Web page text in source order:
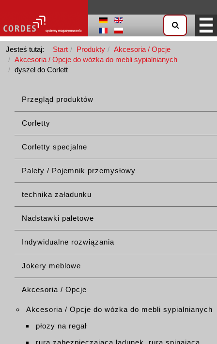
Jesteś tutaj: Start Produkty
Akcesoria / Opcje
Akcesoria / Opcje do wózka do mebli sypialnianych
dyszel do Corlett
Przegląd produktów
Corletty
Corletty specjalne
Palety / Pojemnik przemysłowy
technika załadunku
Nadstawki paletowe
Indywidualne rozwiązania
Jokery meblowe
Akcesoria / Opcje
Akcesoria / Opcje do wózka do mebli sypialnianych
płozy na regał
rura zabezpieczająca ładunek, rura spinająca